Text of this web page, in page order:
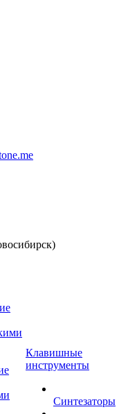
Клавишные
инструменты
Синтезаторы